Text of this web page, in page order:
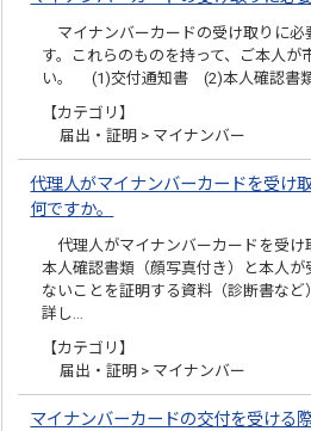
マイナンバーカードの受け取りに必
す。これらのものを持って、ご本人が
い。 (1)交付通知書 (2)本人確認書
【カテゴリ】
届出・証明 > マイナンバー
代理人がマイナンバーカードを受け
何ですか。
代理人がマイナンバーカードを受け
本人確認書類（顔写真付き）と本人が
ないことを証明する資料（診断書な
詳し…
【カテゴリ】
届出・証明 > マイナンバー
マイナンバーカードの交付を受ける